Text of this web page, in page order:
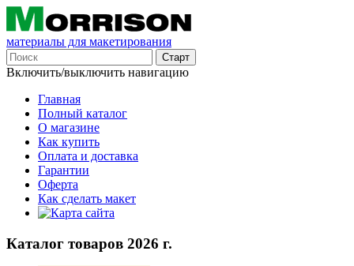
материалы для макетирования
Включить/выключить навигацию
Главная
Полный каталог
О магазине
Как купить
Оплата и доставка
Гарантии
Оферта
Как сделать макет
Каталог товаров 2026 г.